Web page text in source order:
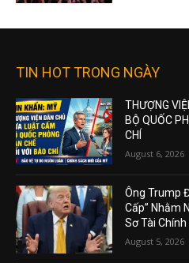
TIN HOT TRONG NGÀY
THƯỢNG
BỘ QUỐC
CHÍ
August 6, 2026
Ông Trump
Cấp” Nhằm
Sơ Tài
August 5, 2026